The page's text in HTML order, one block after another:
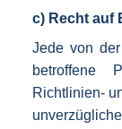
c) Recht auf
Jede von
betroffene
Richtlinien-